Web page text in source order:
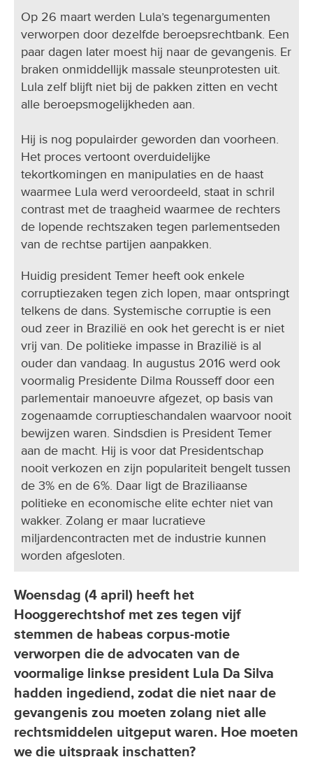
Op 26 maart werden Lula’s tegenargumenten
verworpen door dezelfde beroepsrechtbank. Een
paar dagen later moest hij naar de gevangenis. Er
braken onmiddellijk massale steunprotesten uit.
Lula zelf blijft niet bij de pakken zitten en vecht
alle beroepsmogelijkheden aan.
Hij is nog populairder geworden dan voorheen.
Het proces vertoont overduidelijke
tekortkomingen en manipulaties en de haast
waarmee Lula werd veroordeeld, staat in schril
contrast met de traagheid waarmee de rechters
de lopende rechtszaken tegen parlementseden
van de rechtse partijen aanpakken.
Huidig president Temer heeft ook enkele
corruptiezaken tegen zich lopen, maar ontspringt
telkens de dans. Systemische corruptie is een
oud zeer in Brazilië en ook het gerecht is er niet
vrij van. De politieke impasse in Brazilië is al
ouder dan vandaag. In augustus 2016 werd ook
voormalig Presidente Dilma Rousseff door een
parlementair manoeuvre afgezet, op basis van
zogenaamde corruptieschandalen waarvoor nooit
bewijzen waren. Sindsdien is President Temer
aan de macht. Hij is voor dat Presidentschap
nooit verkozen en zijn populariteit bengelt tussen
de 3% en de 6%. Daar ligt de Braziliaanse
politieke en economische elite echter niet van
wakker. Zolang er maar lucratieve
miljardencontracten met de industrie kunnen
worden afgesloten.
Woensdag (4 april) heeft het
Hooggerechtshof met zes tegen vijf
stemmen de habeas corpus-motie
verworpen die de advocaten van de
voormalige linkse president Lula Da Silva
hadden ingediend, zodat die niet naar de
gevangenis zou moeten zolang niet alle
rechtsmiddelen uitgeput waren. Hoe moeten
we die uitspraak inschatten?